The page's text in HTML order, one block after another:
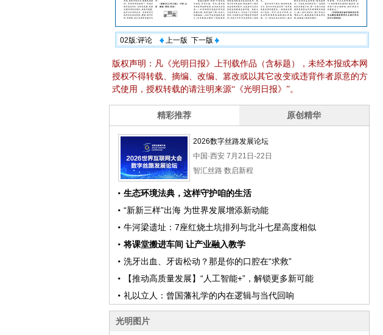
02版:评论 上一版 下一版
版权声明：凡《光明日报》上刊载作品（含标题），未经本报或本网
授权不得转载、摘编、改编、篡改或以其它改变或违背作者原意的方
式使用，授权转载的请注明来源“《光明日报》”。